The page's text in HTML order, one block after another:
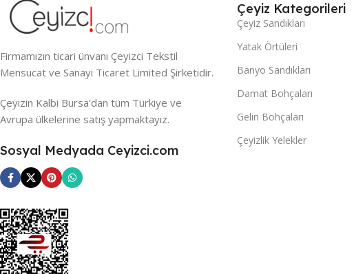
Firmamızın ticari ünvanı Çeyizci Tekstil
Mensucat ve Sanayi Ticaret Limited Şirketidir.
Çeyizin Kalbi Bursa’dan tüm Türkiye ve
Avrupa ülkelerine satış yapmaktayız.
Sosyal Medyada Ceyizci.com
Çeyiz Kategorileri
Çeyiz Sandıkları
Yatak Örtüleri
Banyo Sandıkları
Damat Bohçaları
Gelin Bohçaları
Çeyizlik Yelekler